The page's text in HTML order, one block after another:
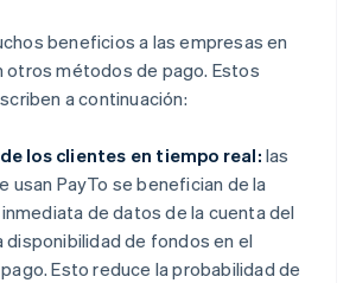
beneficios a las empresas en
otros métodos de pago. Estos
a continuación:
los clientes en tiempo real: las
usan PayTo se benefician de la
de datos de la cuenta del
disponibilidad de fondos en el
Esto reduce la probabilidad de